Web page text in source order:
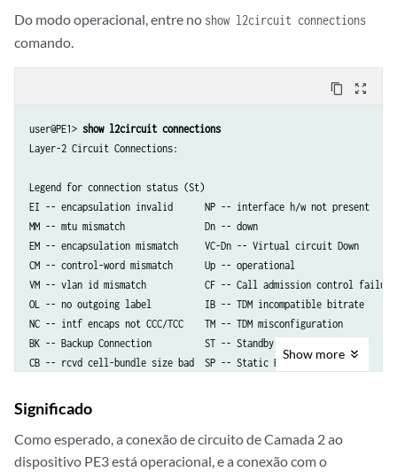
Do modo operacional, entre no show l2circuit connections
comando.
content_copy zoom_out_map
user@PE1> show l2circuit connections
Layer-2 Circuit Connections:
Legend for connection status (St)
EI -- encapsulation invalid      NP -- interface h/w not present
MM -- mtu mismatch               Dn -- down
EM -- encapsulation mismatch     VC-Dn -- Virtual circuit Down
CM -- control-word mismatch      Up -- operational
VM -- vlan id mismatch           CF -- Call admission control failure
OL -- no outgoing label          IB -- TDM incompatible bitrate
NC -- intf encaps not CCC/TCC    TM -- TDM misconfiguration
BK -- Backup Connection          ST -- Standby Connection
CB -- rcvd cell-bundle size bad  SP -- Static Pseudowire
RD -- remote site signaled down  XX -- unknown
Legend for interface status
Up -- operational
Show more
Significado
Como esperado, a conexão de circuito de Camada 2 ao
dispositivo PE3 está operacional, e a conexão com o